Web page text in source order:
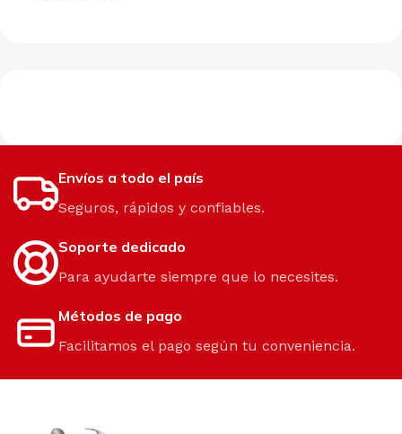
Envíos a todo el país
Seguros, rápidos y confiables.
Soporte dedicado
Para ayudarte siempre que lo necesites.
Métodos de pago
Facilitamos el pago según tu conveniencia.